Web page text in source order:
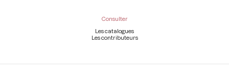
Consulter
Les catalogues
Les contributeurs